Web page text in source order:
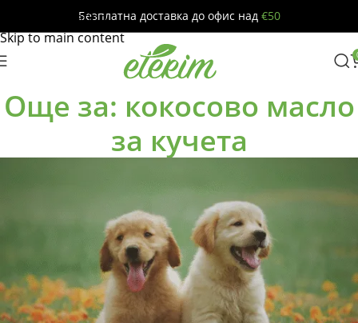
Skip to navigation
Skip to main content
Безплатна доставка до офис над €50
Още за: кокосово масло
за кучета